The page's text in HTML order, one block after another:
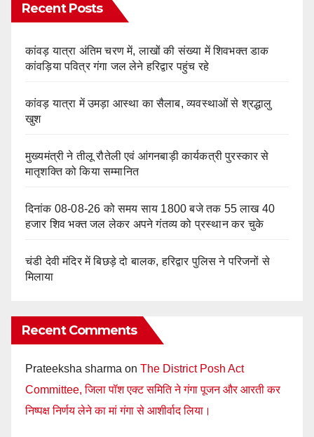
Recent Posts
कांवड़ यात्रा अंतिम चरण में, लाखों की संख्या में शिवभक्त डाक
कांवड़िया पवित्र गंगा जल लेने हरिद्वार पहुंच रहे
कांवड़ यात्रा में उमड़ा आस्था का सैलाब, व्यवस्थाओं से श्रद्धालु
खुश
मुख्यमंत्री ने तीलू रौतेली एवं आंगनबाड़ी कार्यकत्री पुरस्कार से
मातृशक्ति को किया सम्मानित
दिनांक 08-08-26 को समय साय 1800 बजे तक 55 लाख 40
हजार शिव भक्त जल लेकर अपने गंतव्य को प्रस्थान कर चुके
चंडी देवी मंदिर में बिछड़े दो बालक, हरिद्वार पुलिस ने परिजनों से
मिलाया
Recent Comments
Prateeksha sharma on The District Posh Act
Committee, जिला पॉश एक्ट समिति ने गंगा पूजन और आरती कर
निष्पक्ष निर्णय लेने का मां गंगा से आशीर्वाद लिया।